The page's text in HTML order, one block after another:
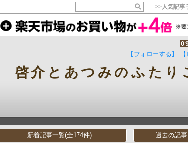
>>人気記事
【フォローする】
啓介とあつみのふたり
新着記事一覧(全174件) 過去の記